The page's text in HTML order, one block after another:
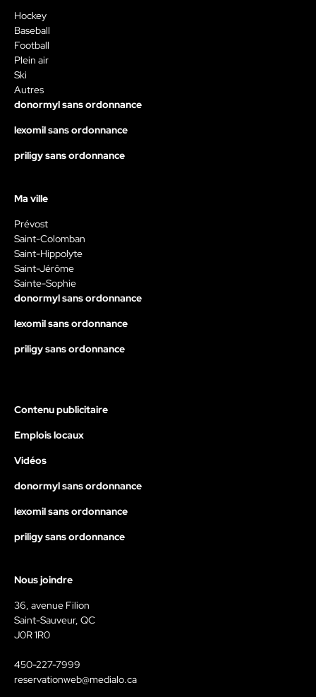
Hockey
Baseball
Football
Plein air
Ski
Autres
donormyl sans ordonnance
lexomil sans ordonnance
priligy sans ordonnance
Ma ville
Prévost
Saint-Colomban
Saint-Hippolyte
Saint-Jérôme
Sainte-Sophie
donormyl sans ordonnance
lexomil sans ordonnance
priligy sans ordonnance
Contenu publicitaire
Emplois locaux
Vidéos
donormyl sans ordonnance
lexomil sans ordonnance
priligy sans ordonnance
Nous joindre
36, avenue Filion
Saint-Sauveur, QC
J0R 1R0
450-227-7999
reservationweb@medialo.ca